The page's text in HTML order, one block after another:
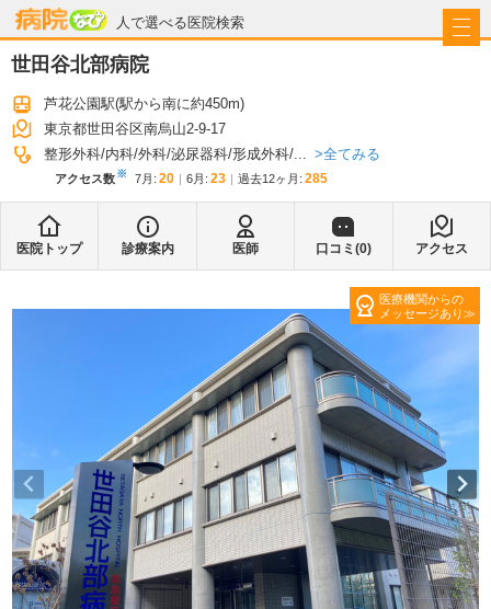
人で選べる医院検索
病院なび
世田谷北部病院
芦花公園駅(駅から南に約450m)
東京都世田谷区南烏山2-9-17
整形外科 内科 外科 泌尿器科 形成外科 ... 全てみる
アクセス数※ 7月 : 20 6月 : 23 過去12ヶ月: 285
医院トップ 診療案内 医師 口コミ(0) アクセス
医療機関からの
メッセージあり